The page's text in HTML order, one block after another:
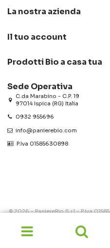
La nostra azienda
Il tuo account
Prodotti Bio a casa tua
Sede Operativa
C.da Marabino - C.P. 19
97014 Ispica (RG) Italia
0932 955696
info@panierebio.com
‎‎‎‎‎ P.Iva 01585630898
© 2026 - PaniereBio S.r.l - P.Iva